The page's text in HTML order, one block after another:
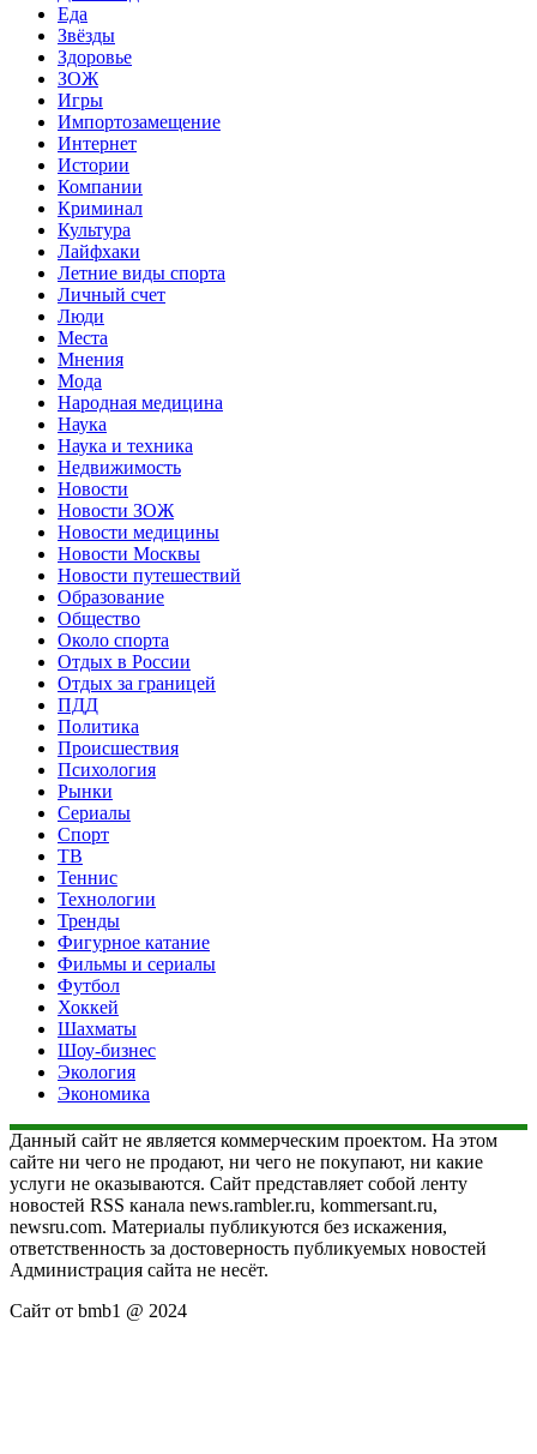
Еда
Звёзды
Здоровье
ЗОЖ
Игры
Импортозамещение
Интернет
Истории
Компании
Криминал
Культура
Лайфхаки
Летние виды спорта
Личный счет
Люди
Места
Мнения
Мода
Народная медицина
Наука
Наука и техника
Недвижимость
Новости
Новости ЗОЖ
Новости медицины
Новости Москвы
Новости путешествий
Образование
Общество
Около спорта
Отдых в России
Отдых за границей
ПДД
Политика
Происшествия
Психология
Рынки
Сериалы
Спорт
ТВ
Теннис
Технологии
Тренды
Фигурное катание
Фильмы и сериалы
Футбол
Хоккей
Шахматы
Шоу-бизнес
Экология
Экономика
Данный сайт не является коммерческим проектом. На этом
сайте ни чего не продают, ни чего не покупают, ни какие
услуги не оказываются. Сайт представляет собой ленту
новостей RSS канала news.rambler.ru, kommersant.ru,
newsru.com. Материалы публикуются без искажения,
ответственность за достоверность публикуемых новостей
Администрация сайта не несёт.
Сайт от bmb1 @ 2024